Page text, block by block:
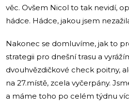
věc. Ovšem Nicol to tak nevidí,
hádce. Hádce, jakou jsem
Nakonec se domluvíme, jak to
strategii pro dnešní trasu a
dvouhvězdičkové check poitny,
na 27.místě, zcela vyčerpány.
a máme toho po celém týdnu